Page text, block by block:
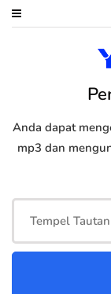
Anda dapat
mp3 dan